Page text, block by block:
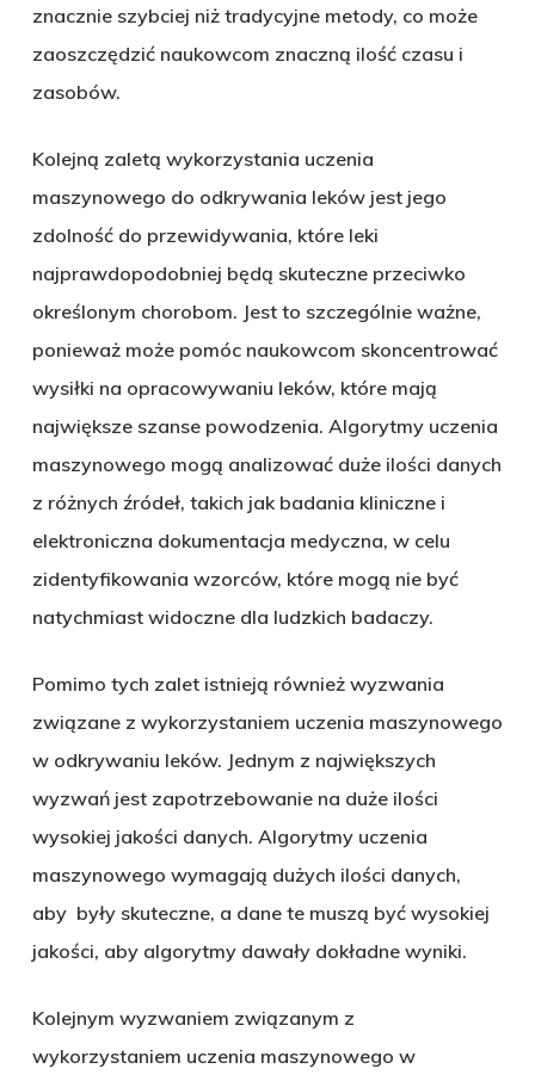
znacznie szybciej niż tradycyjne metody, co może
zaoszczędzić naukowcom znaczną ilość czasu i
zasobów.
Kolejną zaletą wykorzystania uczenia
maszynowego do odkrywania leków jest jego
zdolność do przewidywania, które leki
najprawdopodobniej będą skuteczne przeciwko
określonym chorobom. Jest to szczególnie ważne,
ponieważ może pomóc naukowcom skoncentrować
wysiłki na opracowywaniu leków, które mają
największe szanse powodzenia. Algorytmy uczenia
maszynowego mogą analizować duże ilości danych
z różnych źródeł, takich jak badania kliniczne i
elektroniczna dokumentacja medyczna, w celu
zidentyfikowania wzorców, które mogą nie być
natychmiast widoczne dla ludzkich badaczy.
Pomimo tych zalet istnieją również wyzwania
związane z wykorzystaniem uczenia maszynowego
w odkrywaniu leków. Jednym z największych
wyzwań jest zapotrzebowanie na duże ilości
wysokiej jakości danych. Algorytmy uczenia
maszynowego wymagają dużych ilości danych,
aby były skuteczne, a dane te muszą być wysokiej
jakości, aby algorytmy dawały dokładne wyniki.
Kolejnym wyzwaniem związanym z
wykorzystaniem uczenia maszynowego w